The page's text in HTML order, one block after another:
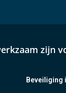
zijn
Beveiliging